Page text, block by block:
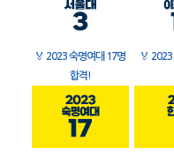
🏅 2023 숙명여대 17명
합격!
🏅 2023